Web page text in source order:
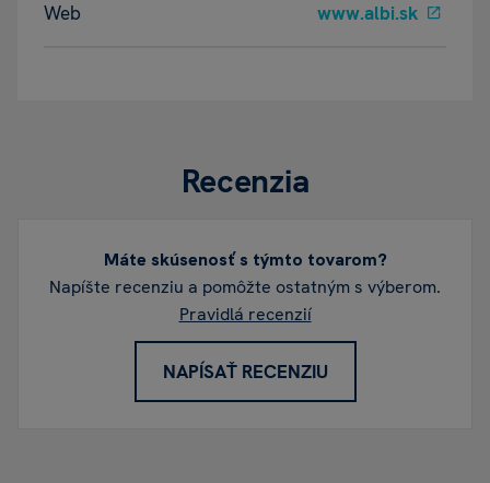
Web www.albi.sk
Recenzia
Máte skúsenosť s týmto tovarom?
Napíšte recenziu a pomôžte ostatným s výberom.
Pravidlá recenzií
NAPÍSAŤ RECENZIU